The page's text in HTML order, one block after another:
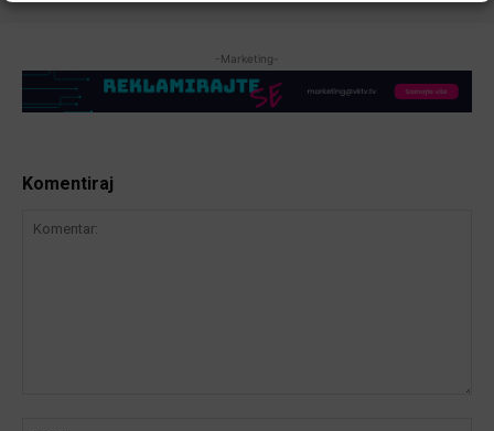
-Marketing-
Komentiraj